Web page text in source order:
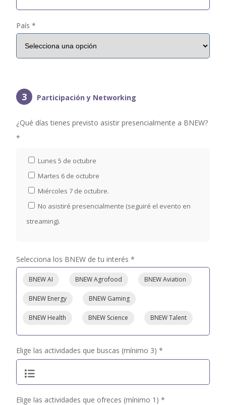
País *
3 Participación y Networking
¿Qué días tienes previsto asistir presencialmente a BNEW?
*
Lunes 5 de octubre
Martes 6 de octubre
Miércoles 7 de octubre.
No asistiré presencialmente (seguiré el evento en
streaming).
Selecciona los BNEW de tu interés *
BNEW AI BNEW Agrofood BNEW Aviation
BNEW Energy BNEW Gaming
BNEW Health BNEW Science BNEW Talent
Elige las actividades que buscas (mínimo 3) *
Elige las actividades que ofreces (mínimo 1) *